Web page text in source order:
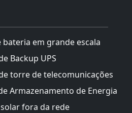
em grande escala
Backup UPS
torre de telecomunicações
Armazenamento de Energia
fora da rede